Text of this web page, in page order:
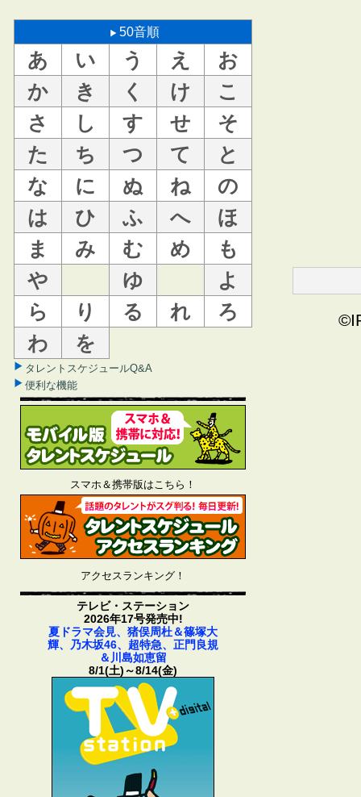
50音順
あ い う え
お
か
き く け
こ
さ
し す せ
そ
た
ち つ て
と
な
に ぬ ね
の
は
ひ ふ へ
ほ
ま
み む め
も
や
ゆ
よ
ら
り る れ
ろ
わ
を
タレントスケジュールQ&A
便利な機能
スマホ＆携帯版はこちら！
アクセスランキング！
テレビ・ステーション
2026年17号発売中!
夏ドラマ会見、猪俣周杜＆篠塚大
輝、乃木坂46、超特急、正門良規
＆川島如恵留
8/1(土)～8/14(金)